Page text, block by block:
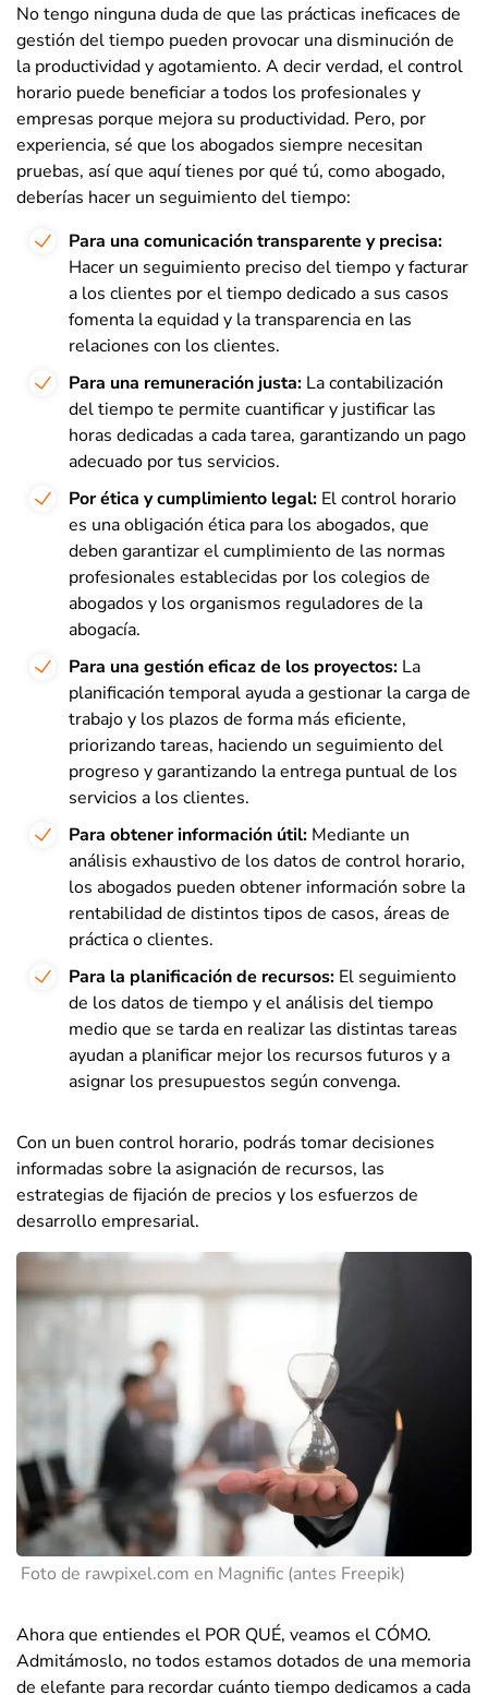
No tengo ninguna duda de que las prácticas ineficaces de
gestión del tiempo pueden provocar una disminución de
la productividad y agotamiento. A decir verdad, el control
horario puede beneficiar a todos los profesionales y
empresas porque mejora su productividad. Pero, por
experiencia, sé que los abogados siempre necesitan
pruebas, así que aquí tienes por qué tú, como abogado,
deberías hacer un seguimiento del tiempo:
Para una comunicación transparente y precisa:
Hacer un seguimiento preciso del tiempo y facturar
a los clientes por el tiempo dedicado a sus casos
fomenta la equidad y la transparencia en las
relaciones con los clientes.
Para una remuneración justa: La contabilización
del tiempo te permite cuantificar y justificar las
horas dedicadas a cada tarea, garantizando un pago
adecuado por tus servicios.
Por ética y cumplimiento legal: El control horario
es una obligación ética para los abogados, que
deben garantizar el cumplimiento de las normas
profesionales establecidas por los colegios de
abogados y los organismos reguladores de la
abogacía.
Para una gestión eficaz de los proyectos: La
planificación temporal ayuda a gestionar la carga de
trabajo y los plazos de forma más eficiente,
priorizando tareas, haciendo un seguimiento del
progreso y garantizando la entrega puntual de los
servicios a los clientes.
Para obtener información útil: Mediante un
análisis exhaustivo de los datos de control horario,
los abogados pueden obtener información sobre la
rentabilidad de distintos tipos de casos, áreas de
práctica o clientes.
Para la planificación de recursos: El seguimiento
de los datos de tiempo y el análisis del tiempo
medio que se tarda en realizar las distintas tareas
ayudan a planificar mejor los recursos futuros y a
asignar los presupuestos según convenga.
Con un buen control horario, podrás tomar decisiones
informadas sobre la asignación de recursos, las
estrategias de fijación de precios y los esfuerzos de
desarrollo empresarial.
Foto de rawpixel.com en Magnific (antes Freepik)
Ahora que entiendes el POR QUÉ, veamos el CÓMO.
Admitámoslo, no todos estamos dotados de una memoria
de elefante para recordar cuánto tiempo dedicamos a cada